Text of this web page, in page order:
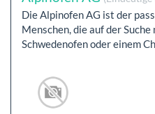
Die Alpinofen AG ist der
Menschen, die auf der
Schwedenofen oder einem